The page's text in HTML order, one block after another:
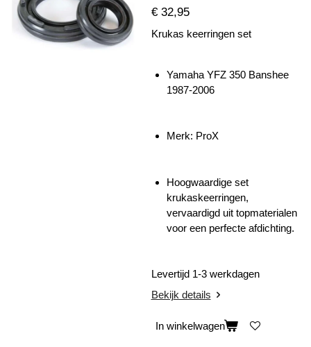
€ 32,95
Krukas keerringen set
Yamaha YFZ 350 Banshee
1987-2006
Merk: ProX
Hoogwaardige set
krukaskeerringen,
vervaardigd uit topmaterialen
voor een perfecte afdichting.
Levertijd 1-3 werkdagen
Bekijk details
In winkelwagen